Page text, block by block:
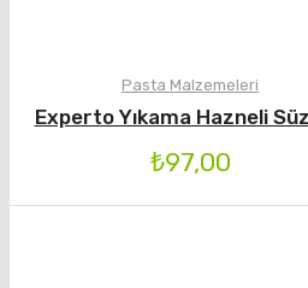
Pasta Malzemeleri
Experto Yıkama Hazneli
₺97,00